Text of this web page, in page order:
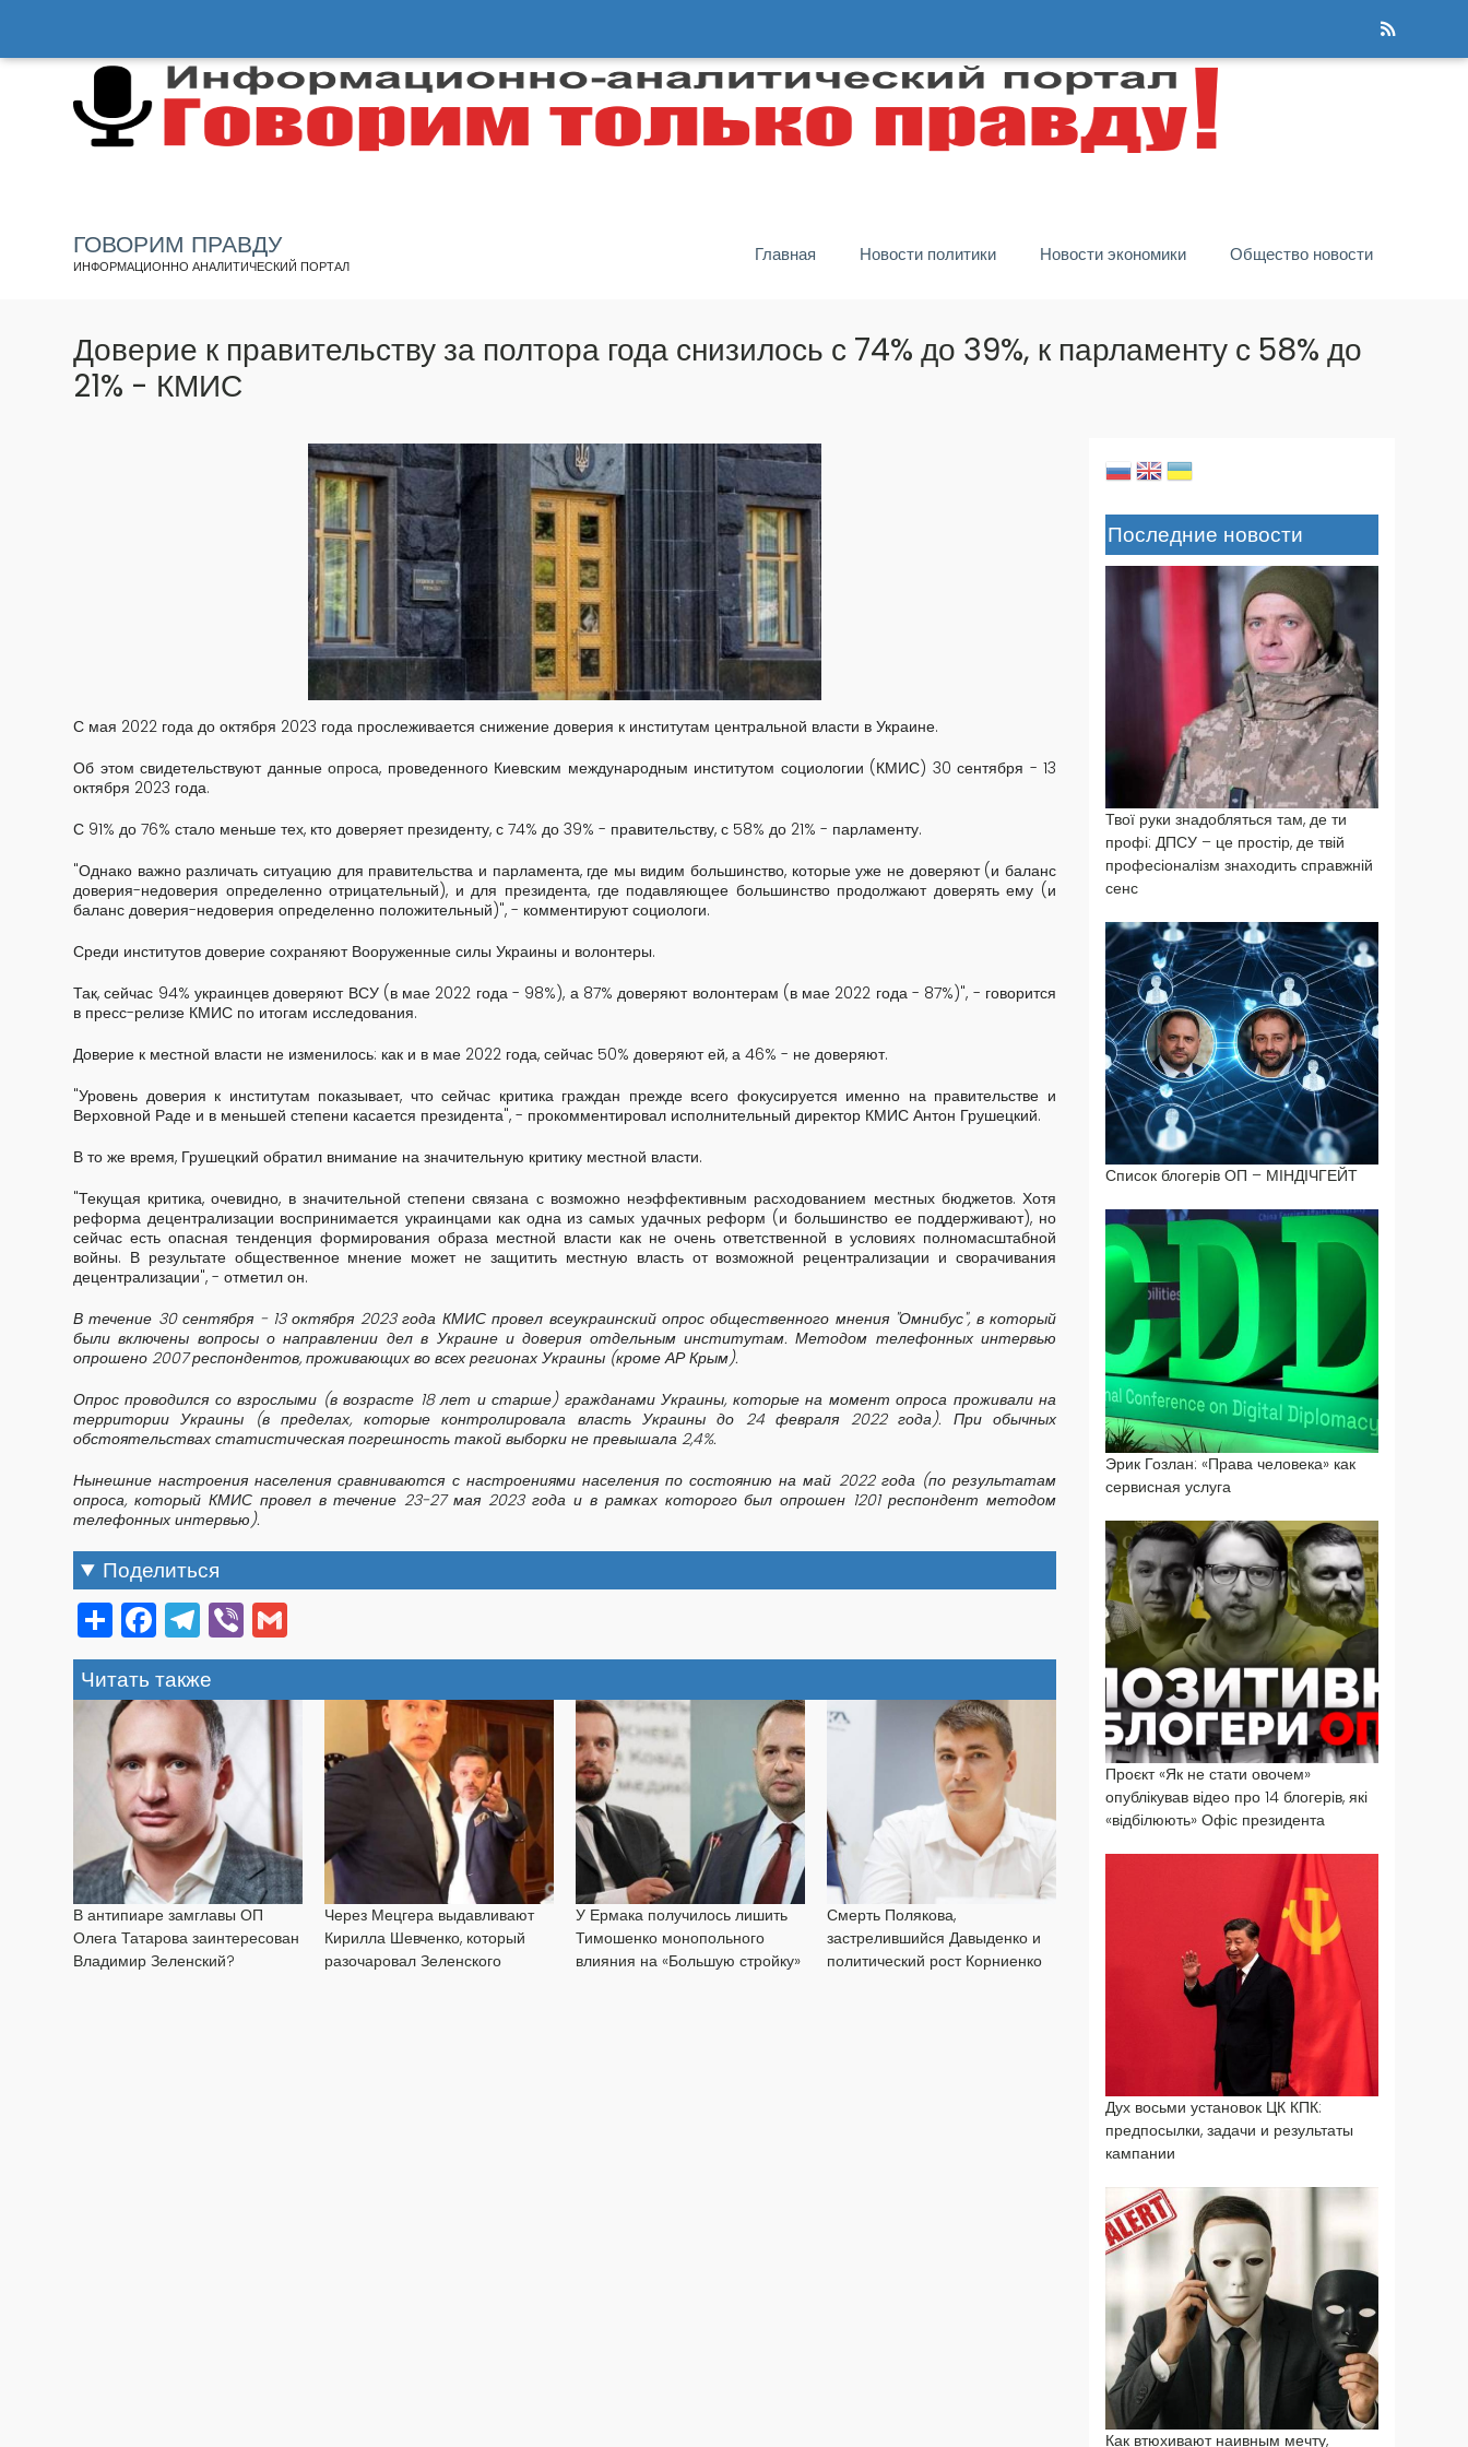
основному
ГОВОРИМ ПРАВДУ
ИНФОРМАЦИОННО АНАЛИТИЧЕСКИЙ ПОРТАЛ
Главная Новости политики Новости экономики Общество новости
Доверие к правительству за полтора года снизилось с 74% до 39%, к парламенту с 58% до
21% - КМИС
С мая 2022 года до октября 2023 года прослеживается снижение доверия к институтам центральной власти в Украине.
Об этом свидетельствуют данные опроса, проведенного Киевским международным институтом социологии (КМИС) 30 сентября - 13
октября 2023 года.
С 91% до 76% стало меньше тех, кто доверяет президенту, с 74% до 39% - правительству, с 58% до 21% - парламенту.
"Однако важно различать ситуацию для правительства и парламента, где мы видим большинство, которые уже не доверяют (и баланс
доверия-недоверия определенно отрицательный), и для президента, где подавляющее большинство продолжают доверять ему (и
баланс доверия-недоверия определенно положительный)", - комментируют социологи.
Среди институтов доверие сохраняют Вооруженные силы Украины и волонтеры.
Так, сейчас 94% украинцев доверяют ВСУ (в мае 2022 года - 98%), а 87% доверяют волонтерам (в мае 2022 года - 87%)", - говорится
в пресс-релизе КМИС по итогам исследования.
Доверие к местной власти не изменилось: как и в мае 2022 года, сейчас 50% доверяют ей, а 46% - не доверяют.
"Уровень доверия к институтам показывает, что сейчас критика граждан прежде всего фокусируется именно на правительстве и
Верховной Раде и в меньшей степени касается президента", - прокомментировал исполнительный директор КМИС Антон Грушецкий.
В то же время, Грушецкий обратил внимание на значительную критику местной власти.
"Текущая критика, очевидно, в значительной степени связана с возможно неэффективным расходованием местных бюджетов. Хотя
реформа децентрализации воспринимается украинцами как одна из самых удачных реформ (и большинство ее поддерживают), но
сейчас есть опасная тенденция формирования образа местной власти как не очень ответственной в условиях полномасштабной
войны. В результате общественное мнение может не защитить местную власть от возможной рецентрализации и сворачивания
децентрализации", - отметил он.
В течение 30 сентября - 13 октября 2023 года КМИС провел всеукраинский опрос общественного мнения "Омнибус", в который
были включены вопросы о направлении дел в Украине и доверия отдельным институтам. Методом телефонных интервью
опрошено 2007 респондентов, проживающих во всех регионах Украины (кроме АР Крым).
Опрос проводился со взрослыми (в возрасте 18 лет и старше) гражданами Украины, которые на момент опроса проживали на
территории Украины (в пределах, которые контролировала власть Украины до 24 февраля 2022 года). При обычных
обстоятельствах статистическая погрешность такой выборки не превышала 2,4%.
Нынешние настроения населения сравниваются с настроениями населения по состоянию на май 2022 года (по результатам
опроса, который КМИС провел в течение 23-27 мая 2023 года и в рамках которого был опрошен 1201 респондент методом
телефонных интервью).
Поделиться
Share
Facebook
Telegram
Viber
Читать также
В антипиаре замглавы ОП
Олега Татарова заинтересован
Владимир Зеленский?
Через Мецгера выдавливают
Кирилла Шевченко, который
разочаровал Зеленского
У Ермака получилось лишить
Тимошенко монопольного
влияния на «Большую стройку»
Смерть Полякова,
застрелившийся Давыденко и
политический рост Корниенко
Последние новости
Твої руки знадобляться там, де ти
профі: ДПСУ – це простір, де твій
професіоналізм знаходить справжній
сенс
Список блогерів ОП – МІНДІЧГЕЙТ
Эрик Гозлан: «Права человека» как
сервисная услуга
Проєкт «Як не стати овочем»
опублікував відео про 14 блогерів, які
«відбілюють» Офіс президента
Дух восьми установок ЦК КПК:
предпосылки, задачи и результаты
кампании
Как втюхивают наивным мечту,